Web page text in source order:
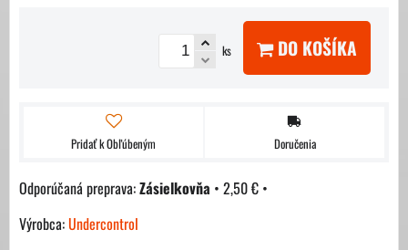
ks DO KOŠÍKA
Pridať k Obľúbeným Doručenia
Zásielkovňa • 2,50 € •
Výrobca:Undercontrol